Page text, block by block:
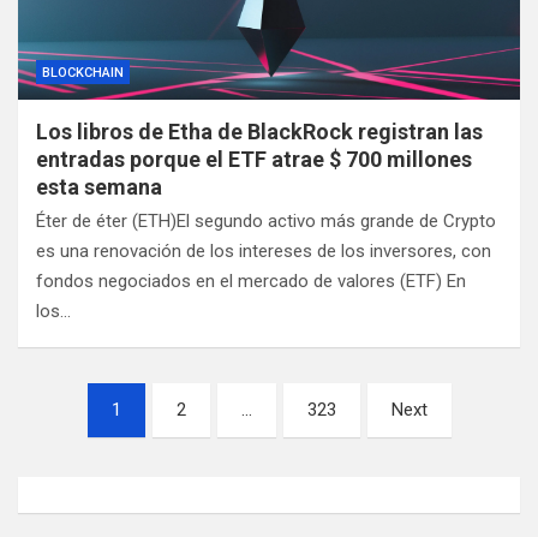
BLOCKCHAIN
Los libros de Etha de BlackRock registran las
entradas porque el ETF atrae $ 700 millones
esta semana
Éter de éter (ETH)El segundo activo más grande de Crypto
es una renovación de los intereses de los inversores, con
fondos negociados en el mercado de valores (ETF) En
los…
Paginación
1 2 … 323 Next